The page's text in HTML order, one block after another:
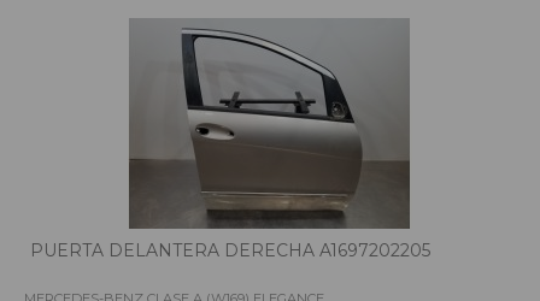
PUERTA DELANTERA DERECHA A1697202205